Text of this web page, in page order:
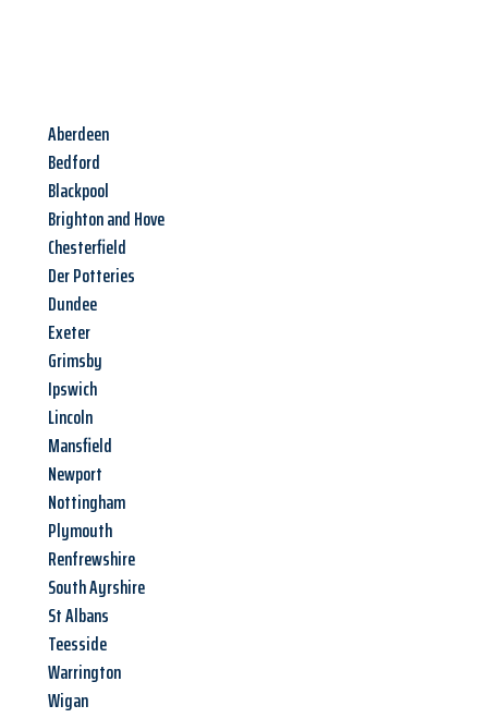
Aberdeen
Bedford
Blackpool
Brighton and Hove
Chesterfield
Der Potteries
Dundee
Exeter
Grimsby
Ipswich
Lincoln
Mansfield
Newport
Nottingham
Plymouth
Renfrewshire
South Ayrshire
St Albans
Teesside
Warrington
Wigan